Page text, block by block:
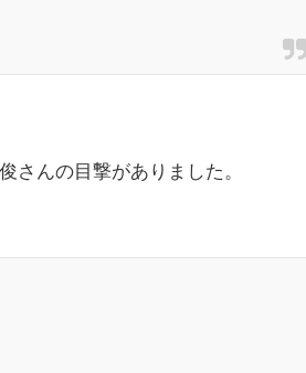
さんの目撃がありました。